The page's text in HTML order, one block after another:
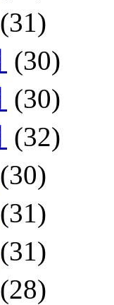
(31)
(30)
(30)
(32)
(30)
(31)
(31)
(28)